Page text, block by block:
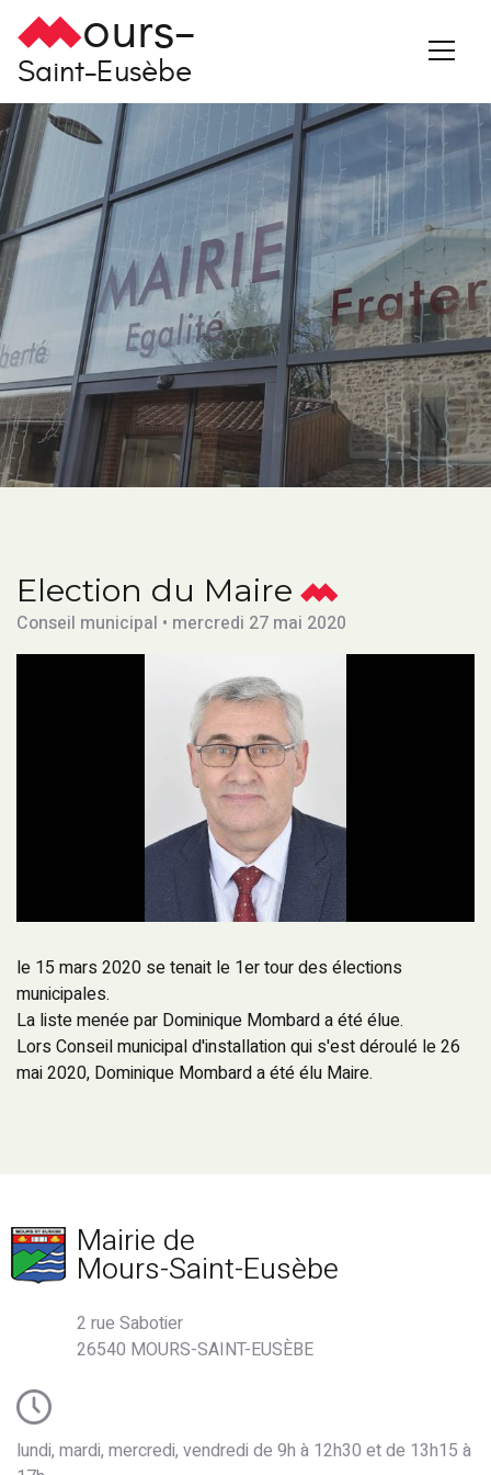
ours-
Saint-Eusèbe
Election du Maire
Conseil municipal • mercredi 27 mai 2020
le 15 mars 2020 se tenait le 1er tour des élections
municipales.
La liste menée par Dominique Mombard a été élue.
Lors Conseil municipal d'installation qui s'est déroulé le 26
mai 2020, Dominique Mombard a été élu Maire.
Mairie de
Mours-Saint-Eusèbe
2 rue Sabotier
26540 MOURS-SAINT-EUSÈBE
lundi, mardi, mercredi, vendredi de 9h à 12h30 et de 13h15 à